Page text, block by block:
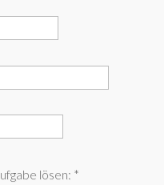
lösen: *